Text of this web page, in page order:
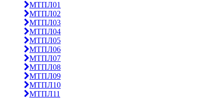
МТПЛ01
МТПЛ02
МТПЛ03
МТПЛ04
МТПЛ05
МТПЛ06
МТПЛ07
МТПЛ08
МТПЛ09
МТПЛ10
МТПЛ11